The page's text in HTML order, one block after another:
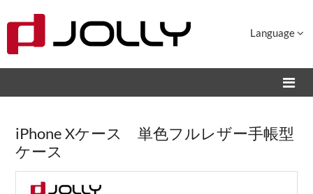
Language
iPhone Xケース 単色フルレザー手帳型
ケース